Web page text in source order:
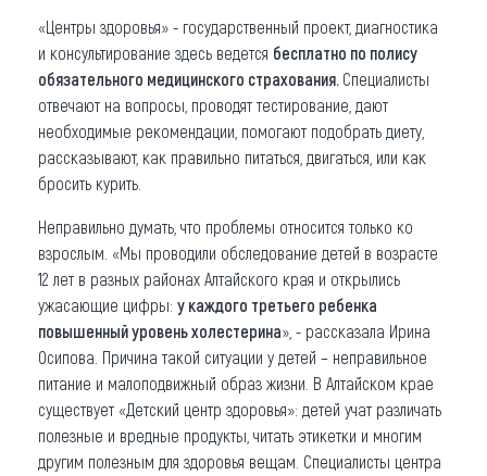
«Центры здоровья» - государственный проект, диагностика
и консультирование здесь ведется бесплатно по полису
обязательного медицинского страхования. Специалисты
отвечают на вопросы, проводят тестирование, дают
необходимые рекомендации, помогают подобрать диету,
рассказывают, как правильно питаться, двигаться, или как
бросить курить.
Неправильно думать, что проблемы относится только ко
взрослым. «Мы проводили обследование детей в возрасте
12 лет в разных районах Алтайского края и открылись
ужасающие цифры: у каждого третьего ребенка
повышенный уровень холестерина», - рассказала Ирина
Осипова. Причина такой ситуации у детей – неправильное
питание и малоподвижный образ жизни. В Алтайском крае
существует «Детский центр здоровья»: детей учат различать
полезные и вредные продукты, читать этикетки и многим
другим полезным для здоровья вещам. Специалисты центра